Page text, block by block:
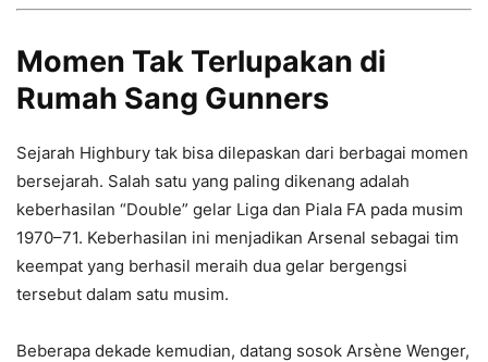
Momen Tak Terlupakan di
Rumah Sang Gunners
Sejarah Highbury tak bisa dilepaskan dari berbagai momen
bersejarah. Salah satu yang paling dikenang adalah
keberhasilan “Double” gelar Liga dan Piala FA pada musim
1970–71. Keberhasilan ini menjadikan Arsenal sebagai tim
keempat yang berhasil meraih dua gelar bergengsi
tersebut dalam satu musim.
Beberapa dekade kemudian, datang sosok Arsène Wenger,